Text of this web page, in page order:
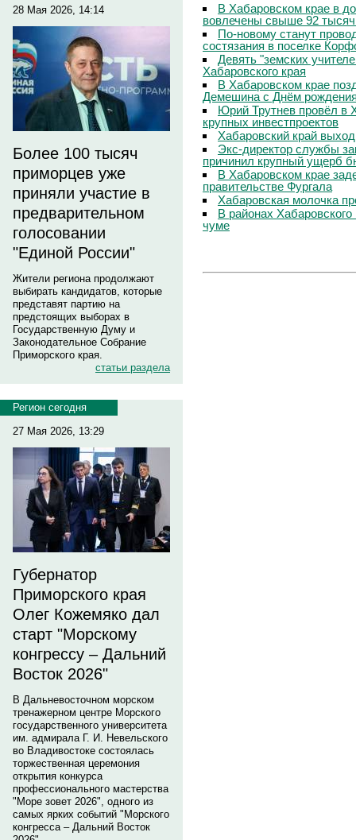
28 Мая 2026, 14:14
Более 100 тысяч
приморцев уже
приняли участие в
предварительном
голосовании
"Единой России"
Жители региона продолжают
выбирать кандидатов, которые
представят партию на
предстоящих выборах в
Государственную Думу и
Законодательное Собрание
Приморского края.
статьи раздела
Регион сегодня
27 Мая 2026, 13:29
Губернатор
Приморского края
Олег Кожемяко дал
старт "Морскому
конгрессу – Дальний
Восток 2026"
В Дальневосточном морском
тренажерном центре Морского
государственного университета
им. адмирала Г. И. Невельского
во Владивостоке состоялась
торжественная церемония
открытия конкурса
профессионального мастерства
"Море зовет 2026", одного из
самых ярких событий "Морского
конгресса – Дальний Восток
В Хабаровском крае в
вовлечены свыше 92 тысяч
По-новому станут
состязания в поселке
Девять "земских
Хабаровского края
В Хабаровском крае
Демешина с Днём
Юрий Трутнев провёл в
крупных инвестпроектов
Хабаровский край
Экс-директор службы
причинил крупный ущерб
В Хабаровском крае
правительстве Фургала
Хабаровская молочка
В районах
чуме